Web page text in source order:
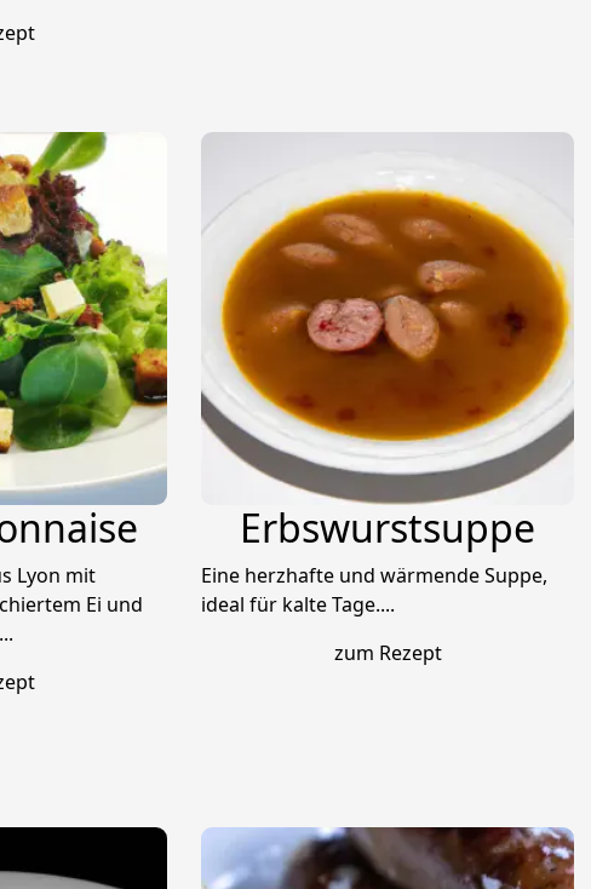
Lyon mit
Ei und
Erbswurstsuppe
Eine herzhafte und wärmende Suppe,
ideal für kalte Tage....
zum Rezept